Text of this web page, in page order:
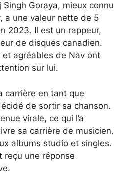
Singh Goraya, mieux connu
a une valeur nette de 5
2023. Il est un rappeur,
de disques canadien.
et agréables de Nav ont
sur lui.
carrière en tant que
de sortir sa chanson.
virale, ce qui l’a
sa carrière de musicien.
albums studio et singles.
reçu une réponse